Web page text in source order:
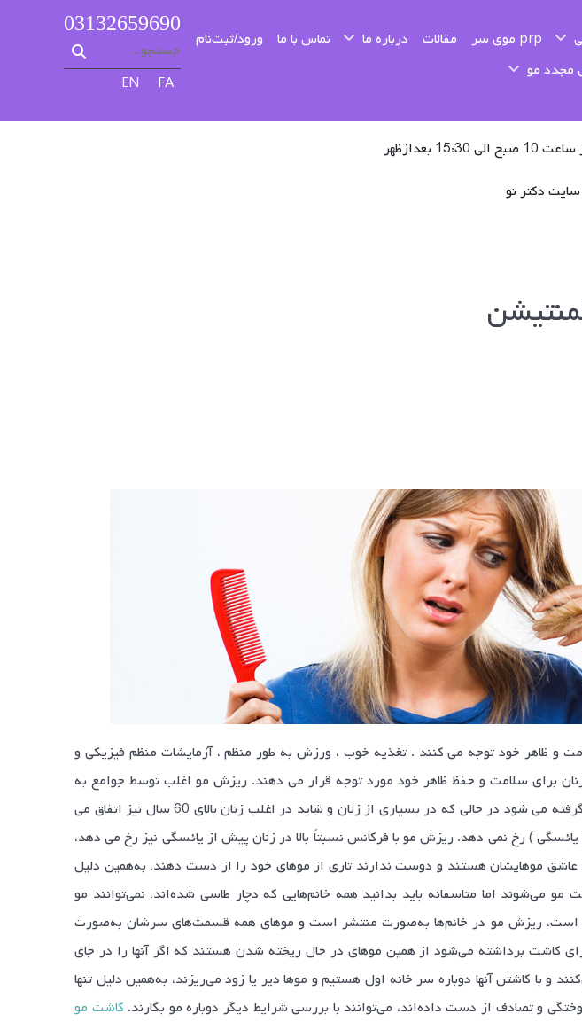
prp موی سر مقالات درباره ما تماس با ما
ورود/ثبت‌نام
مجدد مو
03132659690
زبان خود را انتخاب کنید
FA
EN
بعدازظهر
دکتر تو
و ظاهر خود توجه می کنند . تغذیه خوب ، ورزش به طور منظم ، آزمایشات منظم فیزیکی و
برای سلامت و حفظ ظاهر خود مورد توجه قرار می دهند. ریزش مو اغلب توسط جوامع به
عنوان چیزی که فقط برای مردان می افتد در نظر گرفته می شود در حالی که در بسیاری از زنان و شاید در اغلب زنان بالای 60 سال نیز اتفاق می
) رخ نمی دهد. ریزش مو با فرکانس نسبتاً بالا در زنان پیش از یائسگی نیز رخ می دهد،
اغلب خانم‌‌ها عاشق موهایشان هستند و دوست ندارند تاری از موهای خود را از دست دهند، به‌همین دلیل
می‌شوند اما متاسفانه باید بدانید همه خانم‌هایی که دچار طاسی شده‌اند، نمی‌توانند مو
است، ریزش مو در خانم‌ها به‌صورت منتشر است و موهای همه قسمت‌های سرشان به‌صورت
کاشت برداشته می‌شود از همین موهای در حال ریخته شدن هستند که اگر آنها را در جای
و با کاشتن آنها دوباره سر خانه اول هستیم و موها دیر یا زود می‌ریزند، به‌همین دلیل تنها
و تصادف از دست داده‌اند، می‌توانند با بررسی شرایط دیگر دوباره مو بکارند. کاشت مو